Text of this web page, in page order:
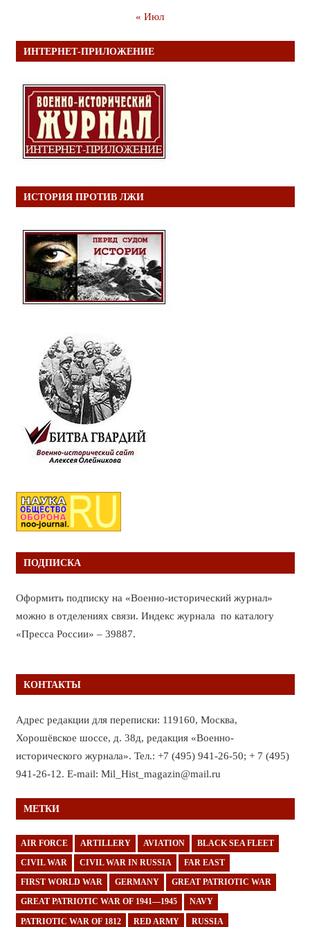
« Июл
ИНТЕРНЕТ-ПРИЛОЖЕНИЕ
ИСТОРИЯ ПРОТИВ ЛЖИ
ПОДПИСКА
Оформить подписку на «Военно-исторический журнал»
можно в отделениях связи. Индекс журнала по каталогу
«Пресса России» – 39887.
КОНТАКТЫ
Адрес редакции для переписки: 119160, Москва,
Хорошёвское шоссе, д. 38д, редакция «Военно-
исторического журнала». Тел.: +7 (495) 941-26-50; + 7 (495)
941-26-12. E-mail: Mil_Hist_magazin@mail.ru
МЕТКИ
AIR FORCE ARTILLERY AVIATION BLACK SEA FLEET
CIVIL WAR CIVIL WAR IN RUSSIA FAR EAST
FIRST WORLD WAR GERMANY GREAT PATRIOTIC WAR
GREAT PATRIOTIC WAR OF 1941—1945 NAVY
PATRIOTIC WAR OF 1812 RED ARMY RUSSIA